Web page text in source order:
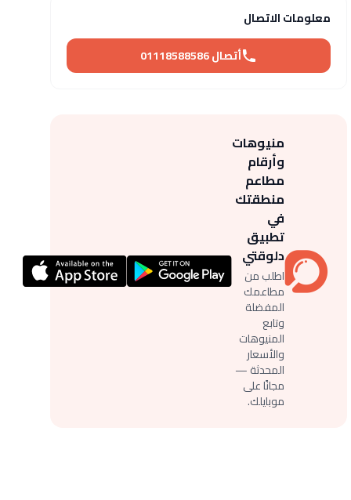
معلومات الاتصال
أتصال 01118588586
منيوهات
وأرقام
مطاعم
منطقتك
في
تطبيق
دلوقتي
اطلب من
مطاعمك
المفضلة
وتابع
المنيوهات
والأسعار
المحدثة —
مجانًا على
موبايلك.